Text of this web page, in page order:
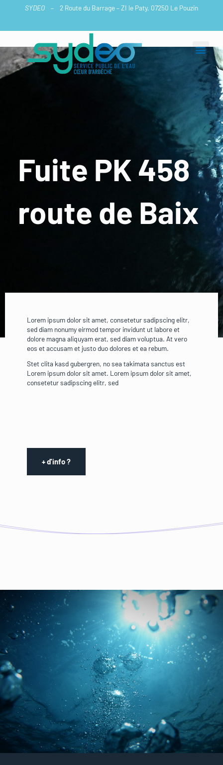
SYDEO – 2 Route du Barrage – ZI le Paty, 07250 Le Pouzin
Fuite PK 458
route de Baix
Lorem ipsum dolor sit amet, consetetur sadipscing elitr,
sed diam nonumy eirmod tempor invidunt ut labore et
dolore magna aliquyam erat, sed diam voluptua. At vero
eos et accusam et justo duo dolores et ea rebum.
Stet clita kasd gubergren, no sea takimata sanctus est
Lorem ipsum dolor sit amet. Lorem ipsum dolor sit amet,
consetetur sadipscing elitr, sed
+ d'info ?